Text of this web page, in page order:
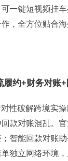
可一键短视频挂
作，全方位贴合
履约+财务对账
性破解跨境实
款对账混乱。
智能回款对账
独立网络环境